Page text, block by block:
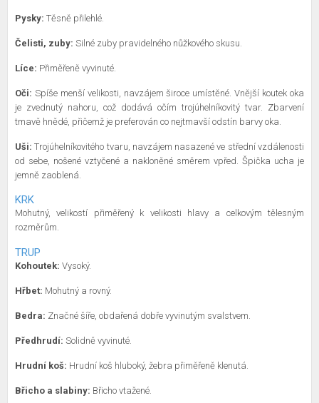
Pysky: Těsně přilehlé.
Čelisti, zuby: Silné zuby pravidelného nůžkového skusu.
Líce: Přiměřeně vyvinuté.
Oči: Spíše menší velikosti, navzájem široce umístěné. Vnější koutek oka
je zvednutý nahoru, což dodává očím trojúhelníkovitý tvar. Zbarvení
tmavě hnědé, přičemž je preferován co nejtmavší odstín barvy oka.
Uši: Trojúhelníkovitého tvaru, navzájem nasazené ve střední vzdálenosti
od sebe, nošené vztyčené a nakloněné směrem vpřed. Špička ucha je
jemně zaoblená.
KRK
Mohutný, velikostí přiměřený k velikosti hlavy a celkovým tělesným
rozměrům.
TRUP
Kohoutek: Vysoký.
Hřbet: Mohutný a rovný.
Bedra: Značné šíře, obdařená dobře vyvinutým svalstvem.
Předhrudí: Solidně vyvinuté.
Hrudní koš: Hrudní koš hluboký, žebra přiměřeně klenutá.
Břicho a slabiny: Břicho vtažené.